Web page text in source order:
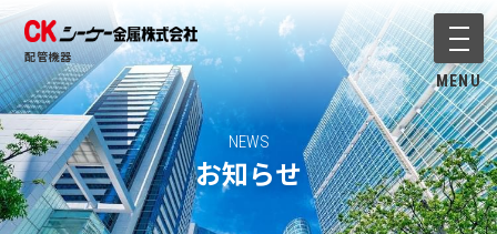
配管機器 メニ
MENU
NEWS
お知らせ